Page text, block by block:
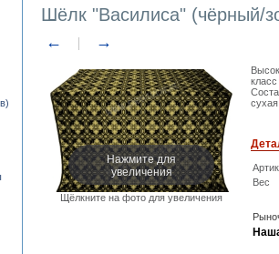
Шёлк "Василиса" (чёрный/
← →
Нажмите для
увеличения
Щёлкните на фото для увеличения
Вес